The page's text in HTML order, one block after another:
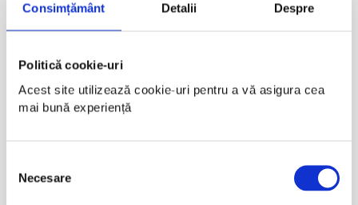
Consimțământ Detalii Despre
Politică cookie-uri
Acest site utilizează cookie-uri pentru a vă asigura cea
mai bună experiență
consimțământului
Necesare
Crystal Carter
Alex Grecu
Marius Marin
Arhive